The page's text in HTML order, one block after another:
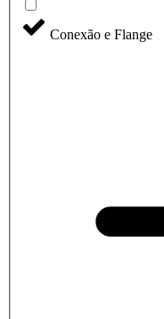
Conexão e Flange